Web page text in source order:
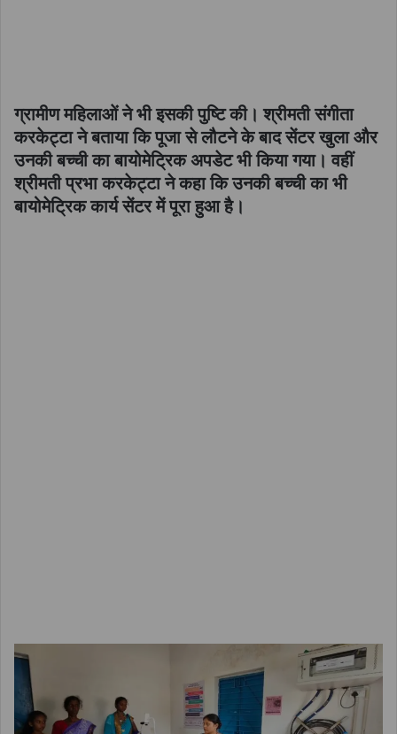
ग्रामीण महिलाओं ने भी इसकी पुष्टि की। श्रीमती संगीता
करकेट्टा ने बताया कि पूजा से लौटने के बाद सेंटर खुला और
उनकी बच्ची का बायोमेट्रिक अपडेट भी किया गया। वहीं
श्रीमती प्रभा करकेट्टा ने कहा कि उनकी बच्ची का भी
बायोमेट्रिक कार्य सेंटर में पूरा हुआ है।